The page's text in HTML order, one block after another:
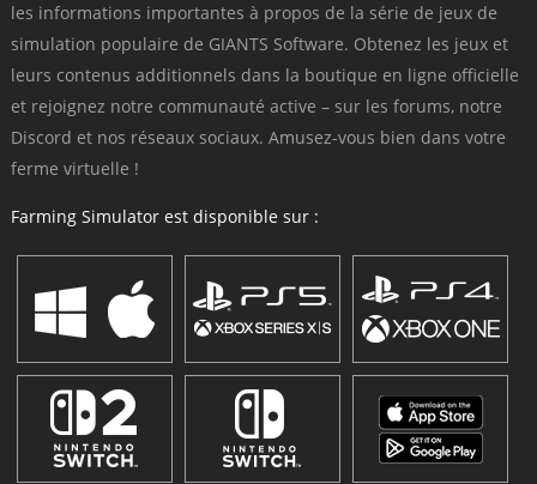
les informations importantes à propos de la série de jeux de
simulation populaire de GIANTS Software. Obtenez les jeux et
leurs contenus additionnels dans la boutique en ligne officielle
et rejoignez notre communauté active – sur les forums, notre
Discord et nos réseaux sociaux. Amusez-vous bien dans votre
ferme virtuelle !
Farming Simulator est disponible sur :